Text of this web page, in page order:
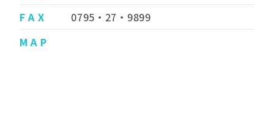
F A X
0795・27・9899
M A P